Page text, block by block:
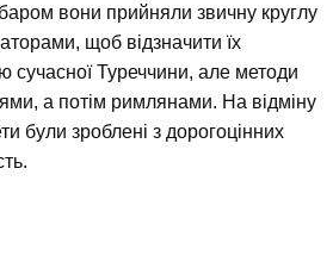
вони прийняли звичну круглу
щоб відзначити їх
сучасної Туреччини, але методи
а потім римлянами. На відміну
були зроблені з дорогоцінних